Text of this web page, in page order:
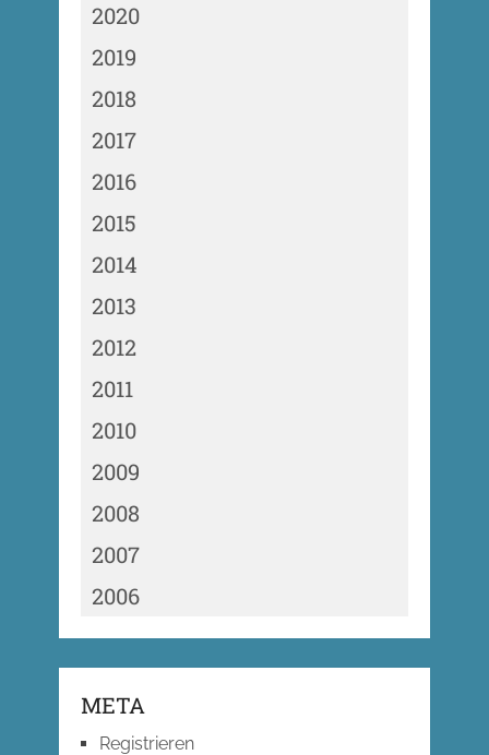
2020
2019
2018
2017
2016
2015
2014
2013
2012
2011
2010
2009
2008
2007
2006
META
Registrieren